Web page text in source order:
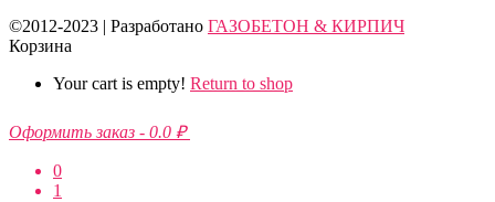
©2012-2023 | Разработано ГАЗОБЕТОН & КИРПИЧ
Корзина
Your cart is empty! Return to shop
Оформить заказ - 0.0 ₽
0
1